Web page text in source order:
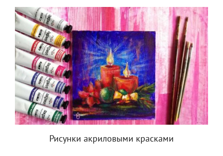
Рисунки акриловыми красками